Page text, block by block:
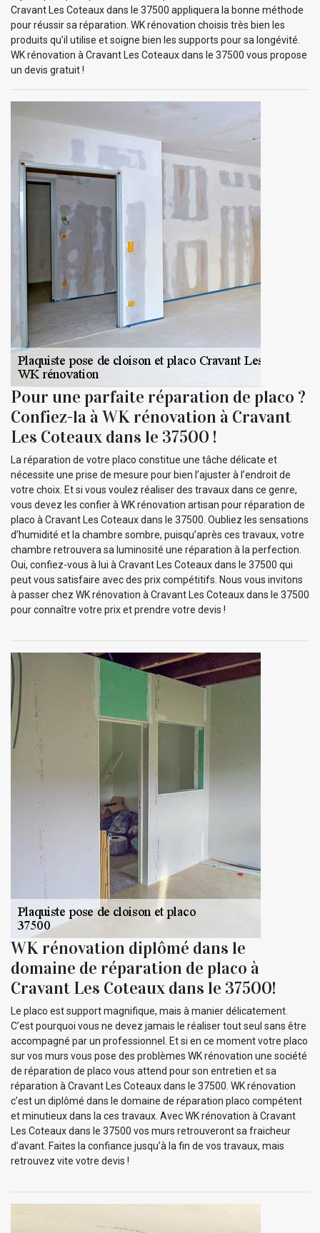
Cravant Les Coteaux dans le 37500 appliquera la bonne méthode
pour réussir sa réparation. WK rénovation choisis très bien les
produits qu’il utilise et soigne bien les supports pour sa longévité.
WK rénovation à Cravant Les Coteaux dans le 37500 vous propose
un devis gratuit !
Pour une parfaite réparation de placo ?
Confiez-la à WK rénovation à Cravant
Les Coteaux dans le 37500 !
La réparation de votre placo constitue une tâche délicate et
nécessite une prise de mesure pour bien l’ajuster à l’endroit de
votre choix. Et si vous voulez réaliser des travaux dans ce genre,
vous devez les confier à WK rénovation artisan pour réparation de
placo à Cravant Les Coteaux dans le 37500. Oubliez les sensations
d’humidité et la chambre sombre, puisqu’après ces travaux, votre
chambre retrouvera sa luminosité une réparation à la perfection.
Oui, confiez-vous à lui à Cravant Les Coteaux dans le 37500 qui
peut vous satisfaire avec des prix compétitifs. Nous vous invitons
à passer chez WK rénovation à Cravant Les Coteaux dans le 37500
pour connaître votre prix et prendre votre devis !
WK rénovation diplômé dans le
domaine de réparation de placo à
Cravant Les Coteaux dans le 37500!
Le placo est support magnifique, mais à manier délicatement.
C’est pourquoi vous ne devez jamais le réaliser tout seul sans être
accompagné par un professionnel. Et si en ce moment votre placo
sur vos murs vous pose des problèmes WK rénovation une société
de réparation de placo vous attend pour son entretien et sa
réparation à Cravant Les Coteaux dans le 37500. WK rénovation
c’est un diplômé dans le domaine de réparation placo compétent
et minutieux dans la ces travaux. Avec WK rénovation à Cravant
Les Coteaux dans le 37500 vos murs retrouveront sa fraicheur
d’avant. Faites la confiance jusqu’à la fin de vos travaux, mais
retrouvez vite votre devis !